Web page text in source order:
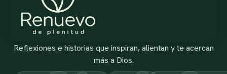
Reflexiones e historias que inspiran, alientan y te acercan
más a Dios.